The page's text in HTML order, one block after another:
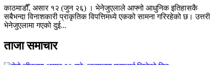
काठमाडौँ, असार १२ (जुन २६) । भेनेजुएलाले आफ्नो आधुनिक इतिहासकै
सबैभन्दा विनाशकारी प्राकृतिक विपत्तिमध्ये एकको सामना गरिरहेको छ। उत्तरी
भेनेजुएलामा गएको दुई...
ताजा समाचार